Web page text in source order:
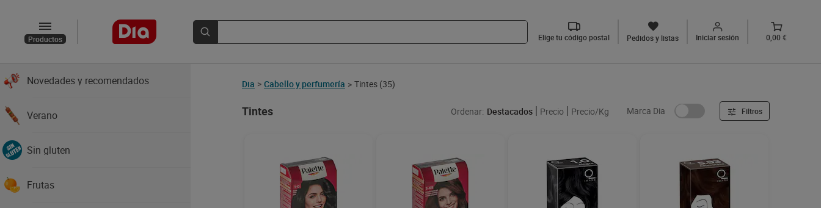
Productos Elige tu código postal Pedidos y listas Iniciar sesión 0,00 €
Novedades y recomendados
Verano
Sin gluten
Frutas
Dia > Cabello y perfumería > Tintes (35)
Tintes Ordenar: Destacados Precio Precio/Kg Marca Dia Filtros